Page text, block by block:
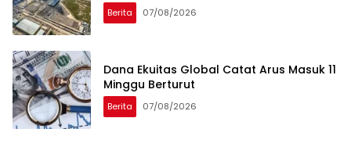
Berita 07/08/2026
Dana Ekuitas Global Catat Arus Masuk 11
Minggu Berturut
Berita 07/08/2026